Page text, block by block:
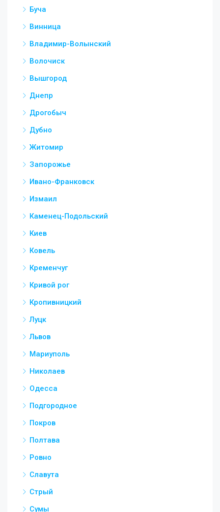
Буча
Винница
Владимир-Волынский
Волочиск
Вышгород
Днепр
Дрогобыч
Дубно
Житомир
Запорожье
Ивано-Франковск
Измаил
Каменец-Подольский
Киев
Ковель
Кременчуг
Кривой рог
Кропивницкий
Луцк
Львов
Мариуполь
Николаев
Одесса
Подгородное
Покров
Полтава
Ровно
Славута
Стрый
Сумы